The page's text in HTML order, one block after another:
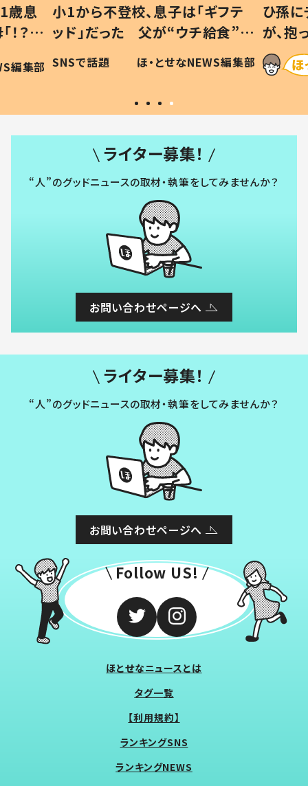
歳息
？」
編集部
小1から不登校、息子は「ギフテ
ッド」だった 父が“ウチ給食”を
作り続ける理由とは #令和の親
#令和の子
SNSで話題 ほ・とせなNEWS編集部
ひ孫
が、
「涙が
い」
ライター募集！
“人”のグッドニュースの取材・執筆をしてみませんか？
お問い合わせページへ
ライター募集！
“人”のグッドニュースの取材・執筆をしてみませんか？
お問い合わせページへ
Follow US!
ほとせなニュースとは
タグ一覧
【利用規約】
ランキングSNS
ランキングNEWS